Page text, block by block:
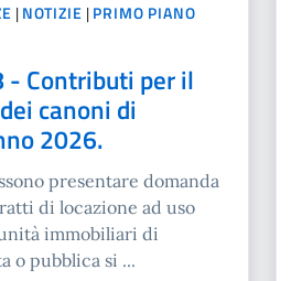
|NOTIZIE |PRIMO PIANO
- Contributi per il
canoni di
2026.
presentare domanda
di locazione ad uso
immobiliari di
o pubblica si ...